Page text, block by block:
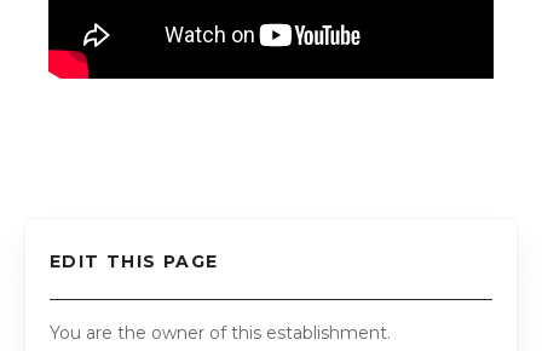
EDIT THIS PAGE
You are the owner of this establishment.